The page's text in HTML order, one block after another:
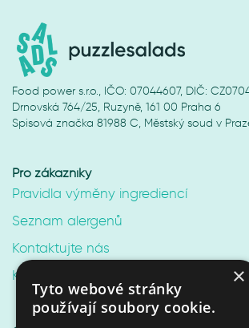
Food power s.r.o., IČO: 07044607, DIČ:
Drnovská 764/25, Ruzyně, 161 00 Praha 6
Spisová značka 81988 C, Městský soud v
Pro zákazníky
Pravidla výměny ingrediencí
Seznam alergenů
Kontaktujte nás
Kariéra v Puzzle Salads
×
Tyto webové stránky
používají soubory cookie.